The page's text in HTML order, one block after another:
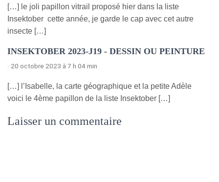
[…] le joli papillon vitrail proposé hier dans la liste
Insektober cette année, je garde le cap avec cet autre
insecte […]
INSEKTOBER 2023-J19 - DESSIN OU PEINTURE
· 20 octobre 2023 à 7 h 04 min
[…] l’Isabelle, la carte géographique et la petite Adèle
voici le 4ème papillon de la liste Insektober […]
Laisser un commentaire